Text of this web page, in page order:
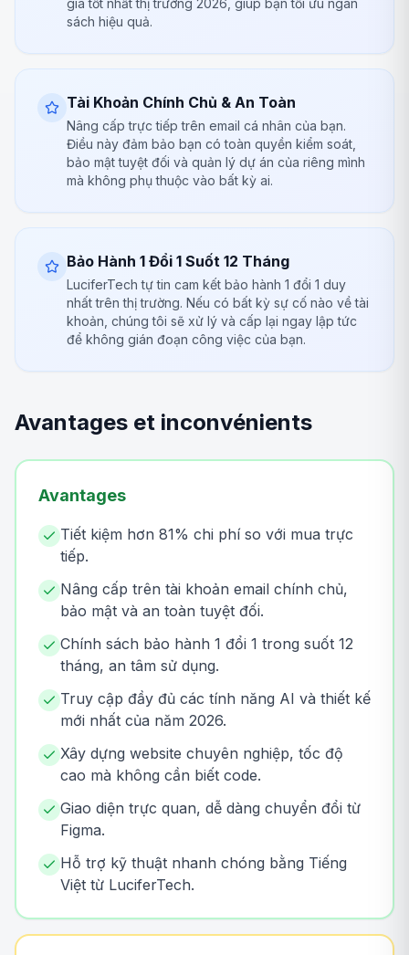
giá tốt nhất thị trường 2026, giúp bạn tối ưu ngân
sách hiệu quả.
Tài Khoản Chính Chủ & An Toàn
Nâng cấp trực tiếp trên email cá nhân của bạn.
Điều này đảm bảo bạn có toàn quyền kiểm soát,
bảo mật tuyệt đối và quản lý dự án của riêng mình
mà không phụ thuộc vào bất kỳ ai.
Bảo Hành 1 Đổi 1 Suốt 12 Tháng
LuciferTech tự tin cam kết bảo hành 1 đổi 1 duy
nhất trên thị trường. Nếu có bất kỳ sự cố nào về tài
khoản, chúng tôi sẽ xử lý và cấp lại ngay lập tức
để không gián đoạn công việc của bạn.
Avantages et inconvénients
Avantages
Tiết kiệm hơn 81% chi phí so với mua trực
tiếp.
Nâng cấp trên tài khoản email chính chủ,
bảo mật và an toàn tuyệt đối.
Chính sách bảo hành 1 đổi 1 trong suốt 12
tháng, an tâm sử dụng.
Truy cập đầy đủ các tính năng AI và thiết kế
mới nhất của năm 2026.
Xây dựng website chuyên nghiệp, tốc độ
cao mà không cần biết code.
Giao diện trực quan, dễ dàng chuyển đổi từ
Figma.
Hỗ trợ kỹ thuật nhanh chóng bằng Tiếng
Việt từ LuciferTech.